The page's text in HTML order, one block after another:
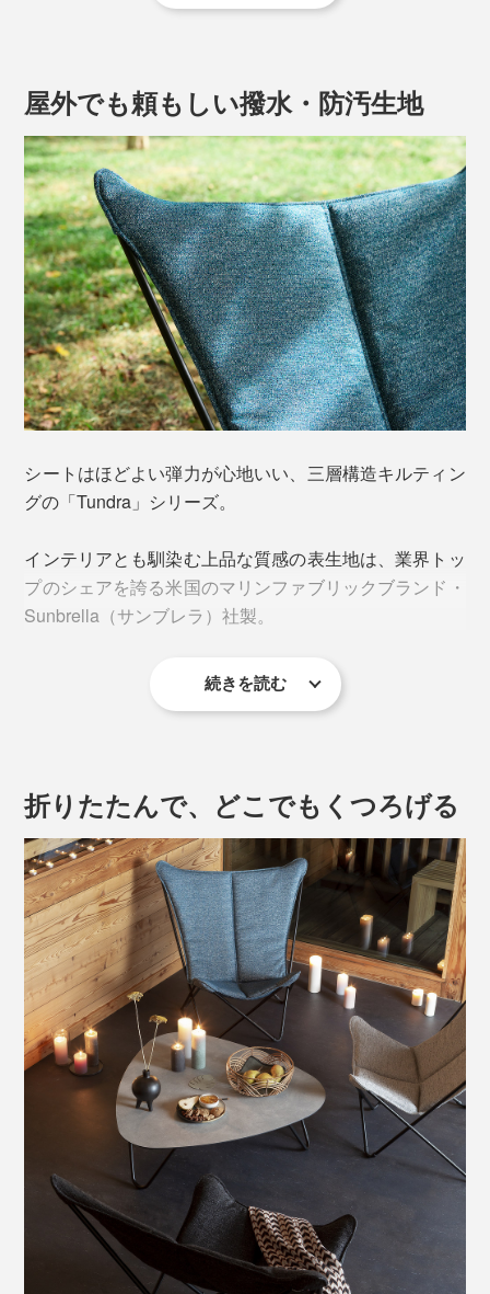
※こちらの写真のシート生地はサンプルのため、質感や色味が異なります。
安定感のあるハンモックのような、なんとも心地いいフ
ィット感。体を深く預けられるシートが、身も心もふん
わり包み込む絶妙な座り心地です。
リクライニングチェア
熱烈なファンを生んだ『Lafuma』。
る折りたたみ式「SPHINXアームチェア」は、くつろぎ
の質が違います。
本を読む、スマホを操作する際に、ちょうど肘を掛けら
れる背もたれの広さ。左右どちらかへ身を傾ければ頭ま
でラクに預けられる包容力。
屋外でも頼もしい撥水・防汚生地
シートはほどよい弾力が心地いい、三層構造キルティン
グの「Tundra」シリーズ。
インテリアとも馴染む上品な質感の表生地は、業界トッ
プのシェアを誇る米国のマリンファブリックブランド・
Sunbrella（サンブレラ）社製。
美しい見た目と触り心地だけでなく、屋外使用にも耐え
うる機能性を兼ね備えています。
野外耐久性に優れたSunbrella®生地は、紫外線や雨、海
水、潮風などの自然環境にも強く、色あせやカビが発生
しにくいのが特徴です。
続きを読む
折りたたんで、どこでもくつろげる